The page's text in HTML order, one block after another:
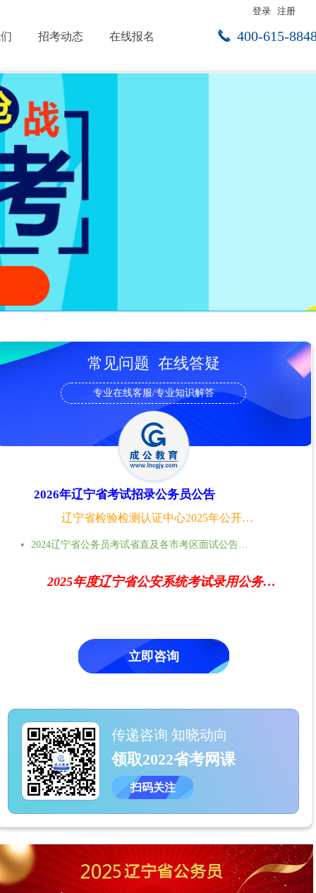
招考动态 在线报名
登录 注册
끅 400-615-
常见问题 在线答疑
专业在线客服/专业知识解答
立即咨询
传递咨询 知晓动向
领取2022省考网课
扫码关注
2026年辽宁省考试招录公务员公告
辽宁省检验检测认证中心2025年公开招聘高层次人才公告
2025年度辽宁省公安系统考试录用公务员（人民警察）体能测评递补公告
넷 2024辽宁省公务员考试省直及各市考区面试公告时间地点汇总